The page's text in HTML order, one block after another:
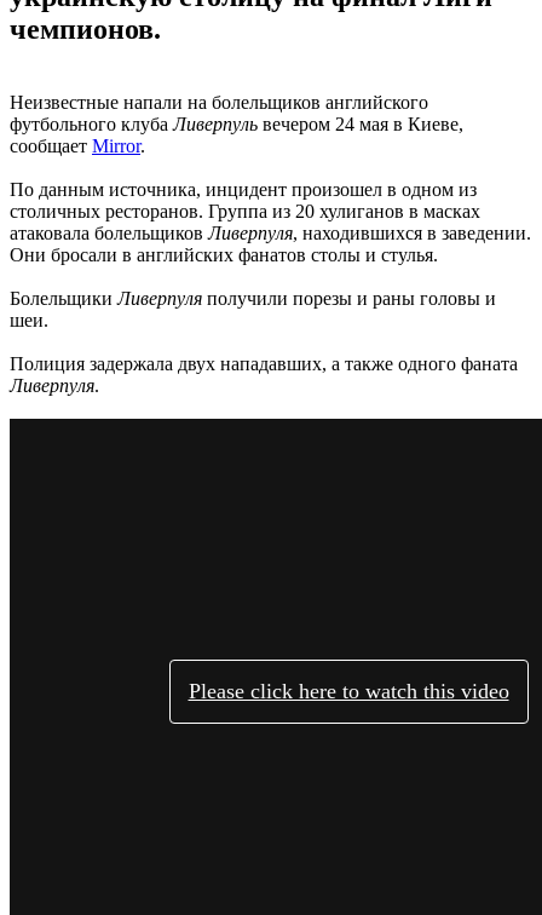
чемпионов.
Неизвестные напали на болельщиков английского
футбольного клубаЛиверпуль вечером 24 мая в Киеве,
сообщает Mirror.
По данным источника, инцидент произошел в одном из
столичных ресторанов. Группа из 20 хулиганов в масках
атаковала болельщиковЛиверпуля, находившихся в заведении.
Они бросали в английских фанатов столы и стулья.
БолельщикиЛиверпуля получили порезы и раны головы и
шеи.
Полиция задержала двух нападавших, а также одного фаната
Ливерпуля.